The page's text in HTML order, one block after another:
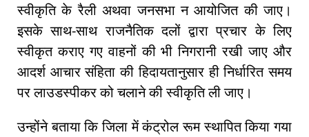
स्वीकृति के रैली अथवा जनसभा न आयोजित की जाए।
इसके साथ-साथ राजनैतिक दलों द्वारा प्रचार के लिए
स्वीकृत कराए गए वाहनों की भी निगरानी रखी जाए और
आदर्श आचार संहिता की हिदायतानुसार ही निर्धारित समय
पर लाउडस्पीकर को चलाने की स्वीकृति ली जाए।
उन्होंने बताया कि जिला में कंट्रोल रूम स्थापित किया गया